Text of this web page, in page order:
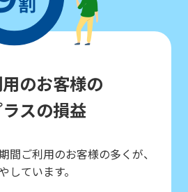
のお客様の
スの損益
間ご利用のお客様の多くが、
しています。